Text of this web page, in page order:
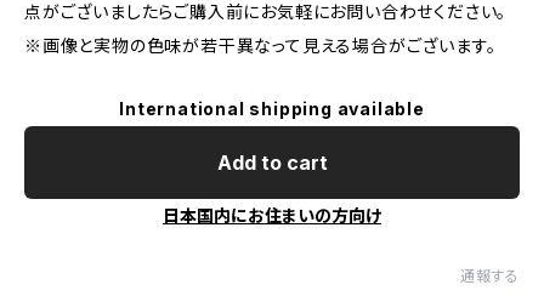
点がございましたらご購入前にお気軽にお問い合わせください。
※画像と実物の色味が若干異なって見える場合がございます。
International shipping available
Add to cart
日本国内にお住まいの方向け
通報する